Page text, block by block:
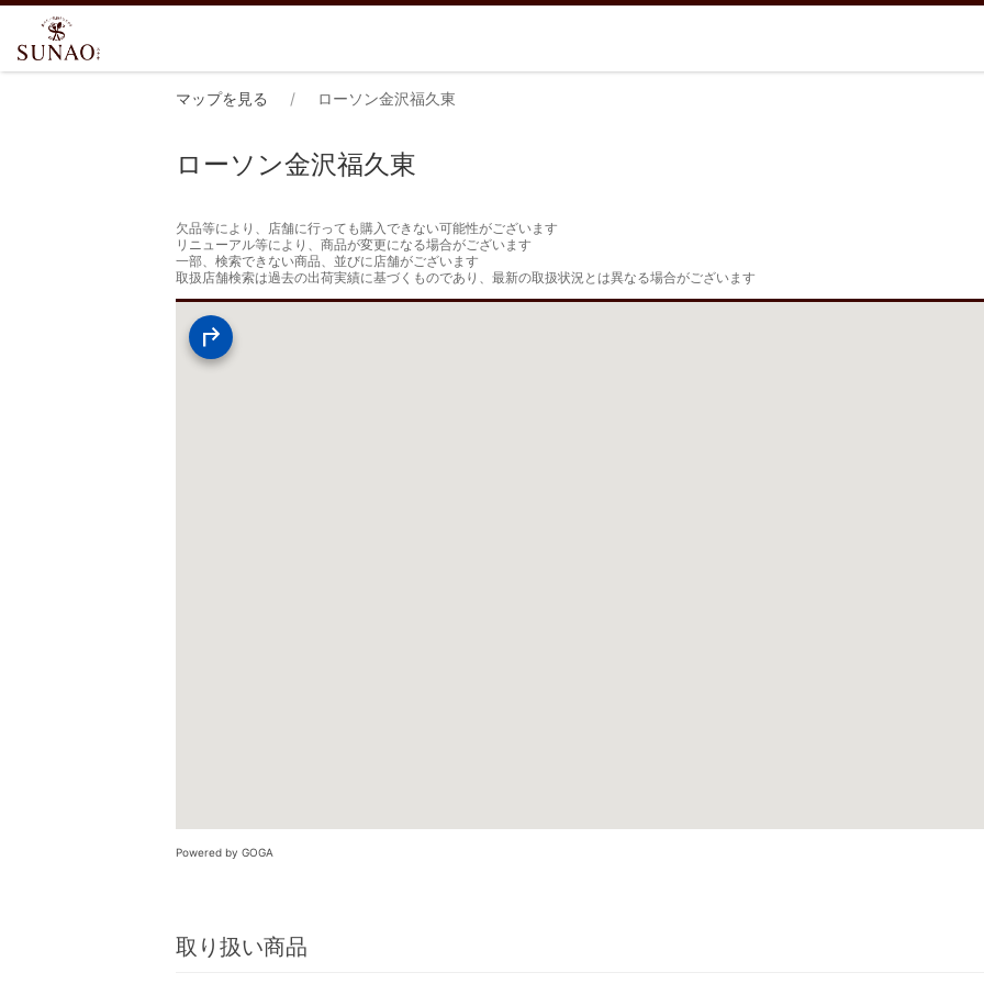
マップを見る ローソン金沢福久東
ローソン金沢福久東
欠品等により、店舗に行っても購入できない可能性がございます
リニューアル等により、商品が変更になる場合がございます
一部、検索できない商品、並びに店舗がございます
取扱店舗検索は過去の出荷実績に基づくものであり、最新の取扱状況とは異なる場合がございます
Powered by GOGA
取り扱い商品